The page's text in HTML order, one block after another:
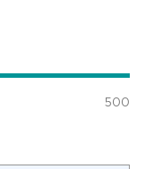
500